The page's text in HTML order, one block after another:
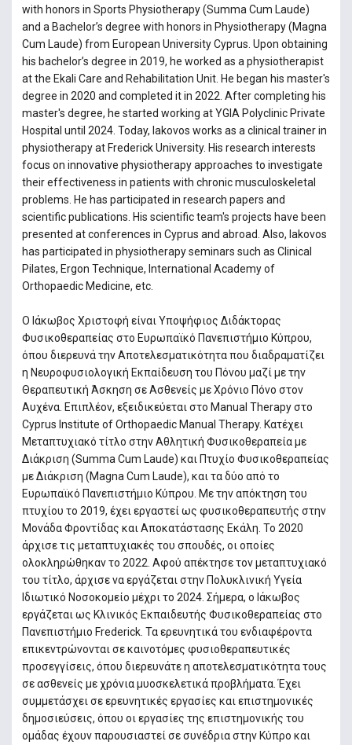
with honors in Sports Physiotherapy (Summa Cum Laude)
and a Bachelor’s degree with honors in Physiotherapy (Magna
Cum Laude) from European University Cyprus. Upon obtaining
his bachelor’s degree in 2019, he worked as a physiotherapist
at the Ekali Care and Rehabilitation Unit. He began his master's
degree in 2020 and completed it in 2022. After completing his
master's degree, he started working at YGIA Polyclinic Private
Hospital until 2024. Today, Iakovos works as a clinical trainer in
physiotherapy at Frederick University. His research interests
focus on innovative physiotherapy approaches to investigate
their effectiveness in patients with chronic musculoskeletal
problems. He has participated in research papers and
scientific publications. His scientific team's projects have been
presented at conferences in Cyprus and abroad. Also, Iakovos
has participated in physiotherapy seminars such as Clinical
Pilates, Ergon Technique, International Academy of
Orthopaedic Medicine, etc.
Ο Ιάκωβος Χριστοφή είναι Υποψήφιος Διδάκτορας
Φυσικοθεραπείας στο Ευρωπαϊκό Πανεπιστήμιο Κύπρου,
όπου διερευνά την Αποτελεσματικότητα που διαδραματίζει
η Νευροφυσιολογική Εκπαίδευση του Πόνου μαζί με την
Θεραπευτική Άσκηση σε Ασθενείς με Χρόνιο Πόνο στον
Αυχένα. Επιπλέον, εξειδικεύεται στο Manual Therapy στο
Cyprus Institute of Orthopaedic Manual Therapy. Κατέχει
Μεταπτυχιακό τίτλο στην Αθλητική Φυσικοθεραπεία με
Διάκριση (Summa Cum Laude) και Πτυχίο Φυσικοθεραπείας
με Διάκριση (Magna Cum Laude), και τα δύο από το
Ευρωπαϊκό Πανεπιστήμιο Κύπρου. Με την απόκτηση του
πτυχίου το 2019, έχει εργαστεί ως φυσικοθεραπευτής στην
Μονάδα Φροντίδας και Αποκατάστασης Εκάλη. Το 2020
άρχισε τις μεταπτυχιακές του σπουδές, οι οποίες
ολοκληρώθηκαν το 2022. Αφού απέκτησε τον μεταπτυχιακό
του τίτλο, άρχισε να εργάζεται στην Πολυκλινική Υγεία
Ιδιωτικό Νοσοκομείο μέχρι το 2024. Σήμερα, ο Ιάκωβος
εργάζεται ως Κλινικός Εκπαιδευτής Φυσικοθεραπείας στο
Πανεπιστήμιο Frederick. Τα ερευνητικά του ενδιαφέροντα
επικεντρώνονται σε καινοτόμες φυσιοθεραπευτικές
προσεγγίσεις, όπου διερευνάτε η αποτελεσματικότητα τους
σε ασθενείς με χρόνια μυοσκελετικά προβλήματα. Έχει
συμμετάσχει σε ερευνητικές εργασίες και επιστημονικές
δημοσιεύσεις, όπου οι εργασίες της επιστημονικής του
ομάδας έχουν παρουσιαστεί σε συνέδρια στην Κύπρο και